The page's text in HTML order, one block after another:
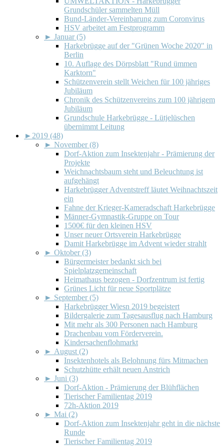
Grundschüler sammelten Müll
Bund-Länder-Vereinbarung zum Coronvirus
HSV arbeitet am Festprogramm
► Januar (5)
Harkebrügge auf der "Grünen Woche 2020" in
Berlin
10. Auflage des Dörpsblatt "Rund ümmen
Karktorn"
Schützenverein stellt Weichen für 100 jähriges
Jubiläum
Chronik des Schützenvereins zum 100 jährigem
Jubiläum
Grundschule Harkebrügge - Lütjelüschen
übernimmt Leitung
► 2019 (48)
► November (8)
Dorf-Aktion zum Insektenjahr - Prämierung der
Projekte
Weichnachtsbaum steht und Beleuchtung ist
aufgehängt
Harkebrügger Adventstreff läutet Weihnachtszeit
ein
Fahne der Krieger-Kameradschaft Harkebrügge
Männer-Gymnastik-Gruppe on Tour
1500€ für den kleinen HSV
Unser neuer Ortsverein Harkebrügge
Damit Harkebrügge im Advent wieder strahlt
► Oktober (3)
Bürgermeister bedankt sich bei
Spielplatzgemeinschaft
Heimathaus bezogen - Dorfzentrum ist fertig
Grünes Licht für neue Sportplätze
► September (5)
Harkebrügger Wiesn 2019 begeistert
Bildergalerie zum Tagesausflug nach Hamburg
Mit mehr als 300 Personen nach Hamburg
Drachenbau vom Förderverein.
Kindersachenflohmarkt
► August (2)
Insektenhotels als Belohnung fürs Mitmachen
Schutzhütte erhält neuen Anstrich
► Juni (3)
Dorf-Aktion - Prämierung der Blühflächen
Tierischer Familientag 2019
72h-Aktion 2019
► Mai (2)
Dorf-Aktion zum Insektenjahr geht in die nächste
Runde
Tierischer Familientag 2019